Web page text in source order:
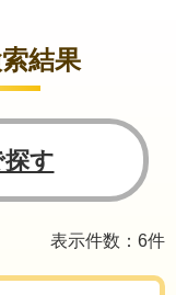
結果
す
表示件数：6件